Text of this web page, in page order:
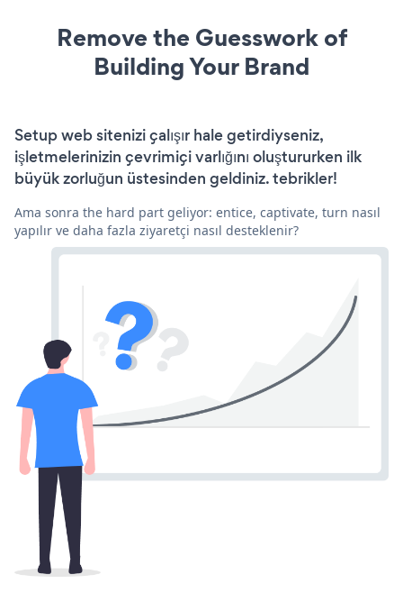
Remove the Guesswork of
Building Your Brand
Setup web sitenizi çalışır hale getirdiyseniz,
işletmelerinizin çevrimiçi varlığını oluştururken ilk
büyük zorluğun üstesinden geldiniz. tebrikler!
Ama sonra the hard part geliyor: entice, captivate, turn nasıl
yapılır ve daha fazla ziyaretçi nasıl desteklenir?